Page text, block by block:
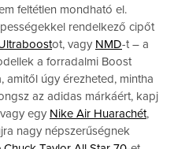
feltétlen mondható el.
rendelkező cipőt
ot, vagy NMD-t – a
a forradalmi Boost
amitől úgy érezheted, mintha
az adidas márkáért, kapj
egy Nike Air Huarachét,
nagy népszerűségnek